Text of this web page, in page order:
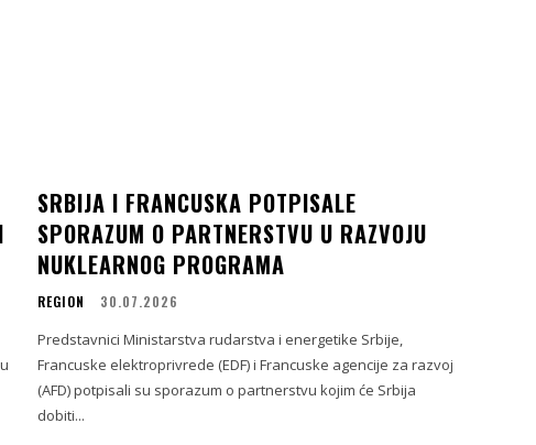
SRBIJA I FRANCUSKA POTPISALE
SPORAZUM O PARTNERSTVU U RAZVOJU
NUKLEARNOG PROGRAMA
REGION 30.07.2026
Predstavnici Ministarstva rudarstva i energetike Srbije,
Francuske elektroprivrede (EDF) i Francuske agencije za razvoj
(AFD) potpisali su sporazum o partnerstvu kojim će Srbija
dobiti...